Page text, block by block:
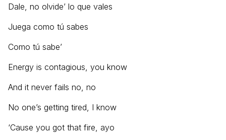
Dale, no olvide’ lo que vales
Juega como tú sabes
Como tú sabe’
Energy is contagious, you know
And it never fails no, no
No one’s getting tired, I know
‘Cause you got that fire, ayo